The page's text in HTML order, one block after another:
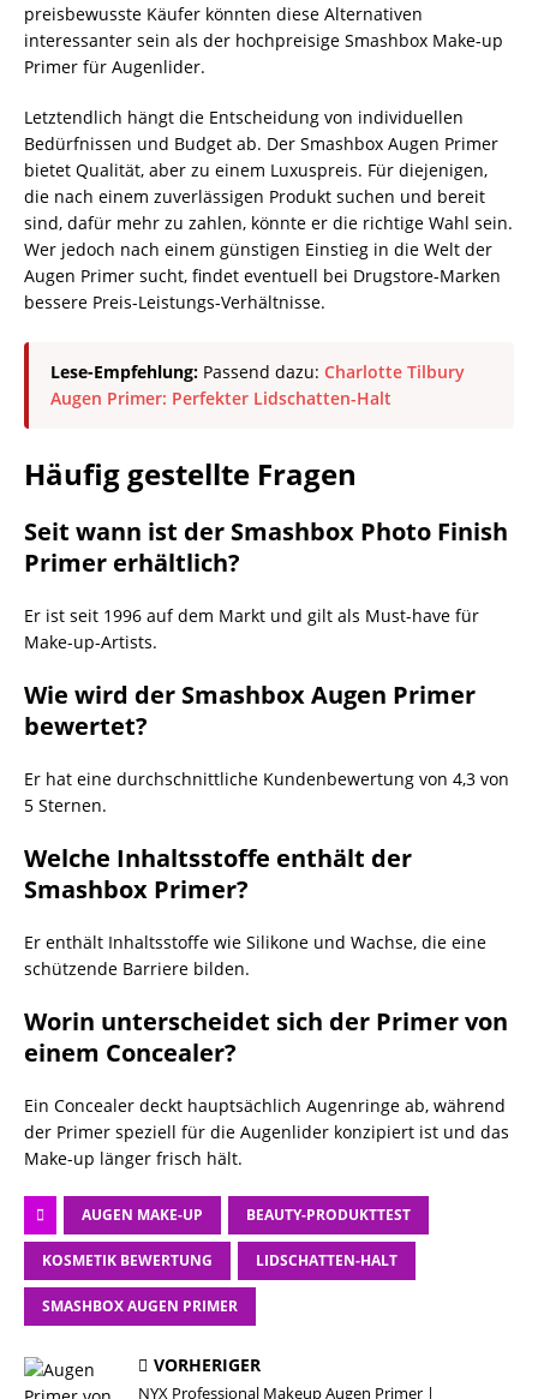
preisbewusste Käufer könnten diese Alternativen
interessanter sein als der hochpreisige Smashbox Make-up
Primer für Augenlider.
Letztendlich hängt die Entscheidung von individuellen
Bedürfnissen und Budget ab. Der Smashbox Augen Primer
bietet Qualität, aber zu einem Luxuspreis. Für diejenigen,
die nach einem zuverlässigen Produkt suchen und bereit
sind, dafür mehr zu zahlen, könnte er die richtige Wahl sein.
Wer jedoch nach einem günstigen Einstieg in die Welt der
Augen Primer sucht, findet eventuell bei Drugstore-Marken
bessere Preis-Leistungs-Verhältnisse.
Lese-Empfehlung: Passend dazu: Charlotte Tilbury
Augen Primer: Perfekter Lidschatten-Halt
Häufig gestellte Fragen
Seit wann ist der Smashbox Photo Finish
Primer erhältlich?
Er ist seit 1996 auf dem Markt und gilt als Must-have für
Make-up-Artists.
Wie wird der Smashbox Augen Primer
bewertet?
Er hat eine durchschnittliche Kundenbewertung von 4,3 von
5 Sternen.
Welche Inhaltsstoffe enthält der
Smashbox Primer?
Er enthält Inhaltsstoffe wie Silikone und Wachse, die eine
schützende Barriere bilden.
Worin unterscheidet sich der Primer von
einem Concealer?
Ein Concealer deckt hauptsächlich Augenringe ab, während
der Primer speziell für die Augenlider konzipiert ist und das
Make-up länger frisch hält.
AUGEN MAKE-UP BEAUTY-PRODUKTTEST
KOSMETIK BEWERTUNG LIDSCHATTEN-HALT
SMASHBOX AUGEN PRIMER
VORHERIGER
NYX Professional Makeup Augen Primer |